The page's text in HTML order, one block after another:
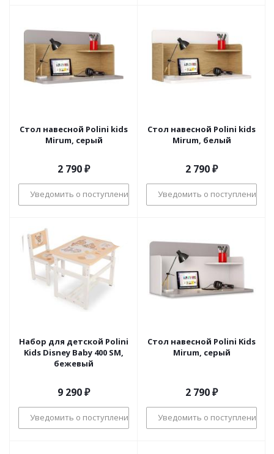
Стол навесной Polini kids
Mirum, серый
2 790₽
Уведомить о поступлении
Стол навесной Polini kids
Mirum, белый
2 790₽
Уведомить о поступлении
Набор для детской Polini
Kids Disney Baby 400 SM,
бежевый
9 290₽
Уведомить о поступлении
Стол навесной Polini Kids
Mirum, серый
2 790₽
Уведомить о поступлении